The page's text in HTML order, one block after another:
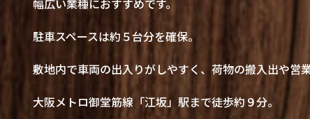
幅広い業種におすすめです。
駐車スペースは約５台分を確保。
敷地内で車両の出入りがしやすく、荷物の搬入出や営
大阪メトロ御堂筋線「江坂」駅まで徒歩約９分。